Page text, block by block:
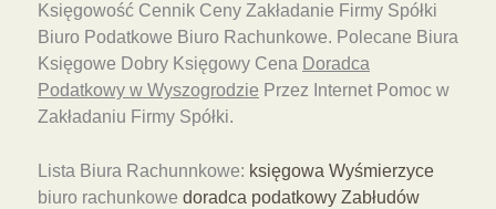
Księgowość Cennik Ceny Zakładanie Firmy Spółki
Biuro Podatkowe Biuro Rachunkowe. Polecane Biura
Księgowe Dobry Księgowy Cena Doradca
Podatkowy w Wyszogrodzie Przez Internet Pomoc w
Zakładaniu Firmy Spółki.
Lista Biura Rachunnkowe: księgowa Wyśmierzyce
biuro rachunkowe doradca podatkowy Zabłudów